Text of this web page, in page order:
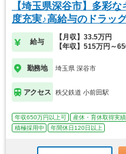
【埼玉県深谷市】多彩
度充実♪高給与のドラッ
給与
【月収】33.5万円
【年収】515万円～
勤務地 埼玉県 深谷市
アクセス 秩父鉄道 小前田駅
年収650万円以上可 産休・育休取得実
積極採用中
年間休日120日以上